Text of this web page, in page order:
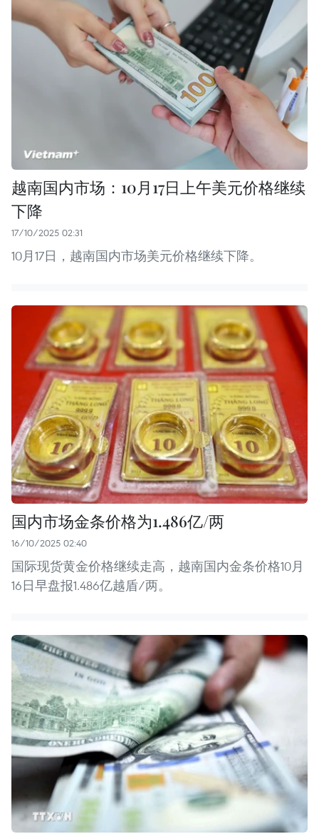
越南国内市场：10月17日上午美元价格继续
下降
17/10/2025 02:31
10月17日，越南国内市场美元价格继续下降。
国内市场金条价格为1.486亿/两
16/10/2025 02:40
国际现货黄金价格继续走高，越南国内金条价格10月
16日早盘报1.486亿越盾/两。